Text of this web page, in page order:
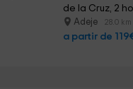
de la Cruz, 2
Adeje 28.0 km
a partir de